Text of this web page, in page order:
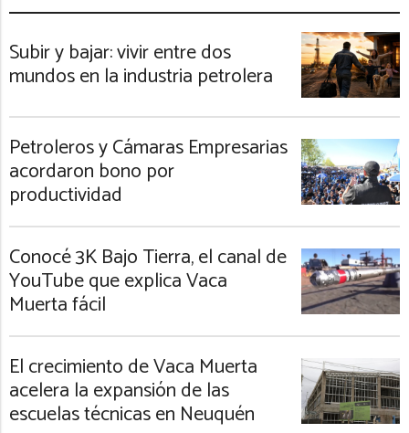
Subir y bajar: vivir entre dos
mundos en la industria petrolera
Petroleros y Cámaras Empresarias
acordaron bono por
productividad
Conocé 3K Bajo Tierra, el canal de
YouTube que explica Vaca
Muerta fácil
El crecimiento de Vaca Muerta
acelera la expansión de las
escuelas técnicas en Neuquén